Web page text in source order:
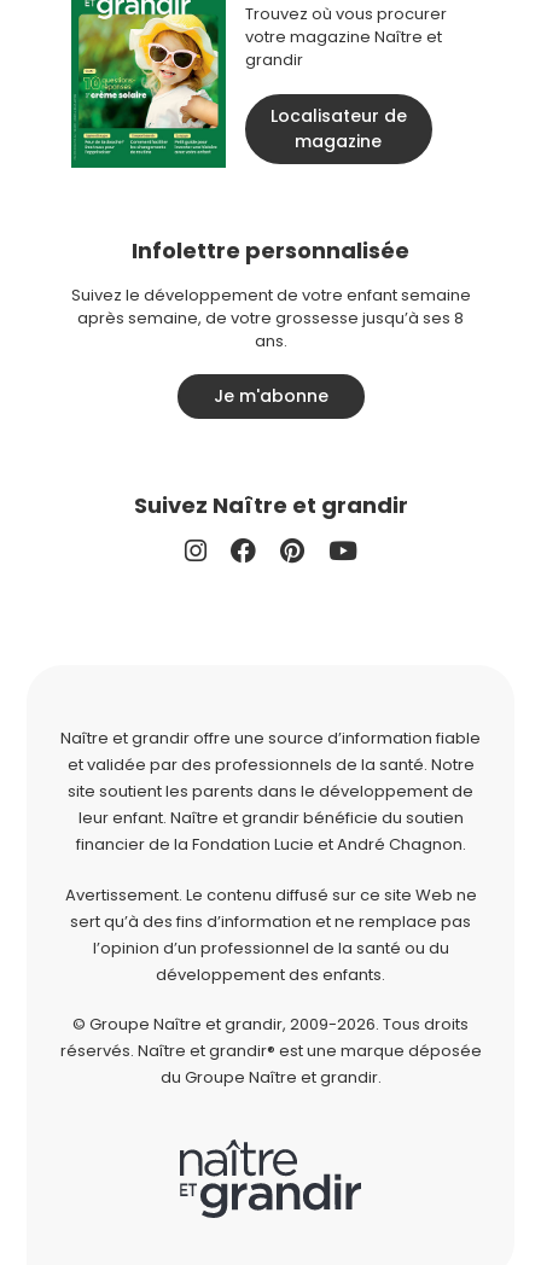
Trouvez où vous procurer
votre magazine Naître et
grandir
Localisateur de
magazine
Infolettre personnalisée
Suivez le développement de votre enfant semaine
après semaine, de votre grossesse jusqu’à ses 8
ans.
Je m'abonne
Suivez Naître et grandir
Naître et grandir offre une source d’information fiable
et validée par des professionnels de la santé. Notre
site soutient les parents dans le développement de
leur enfant. Naître et grandir bénéficie du soutien
financier de la Fondation Lucie et André Chagnon.
Avertissement. Le contenu diffusé sur ce site Web ne
sert qu’à des fins d’information et ne remplace pas
l’opinion d’un professionnel de la santé ou du
développement des enfants.
© Groupe Naître et grandir, 2009-2026. Tous droits
réservés. Naître et grandir® est une marque déposée
du Groupe Naître et grandir.